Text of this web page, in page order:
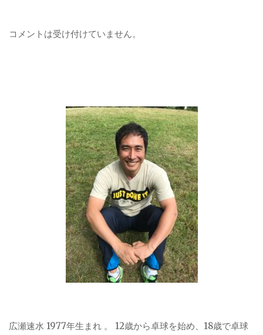
コメントは受け付けていません。
広瀬速水 1977年生まれ 。 12歳から卓球を始め、18歳で卓球